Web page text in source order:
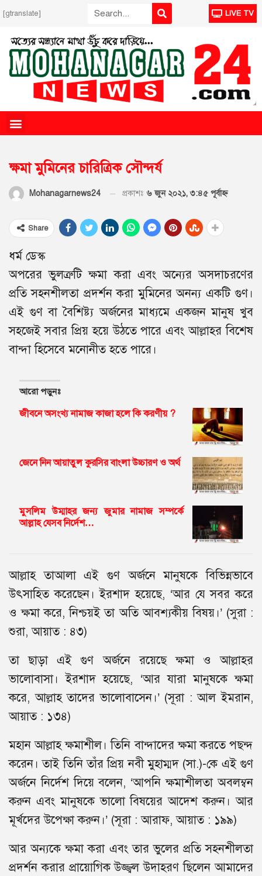
[gtranslate] LIVE TV
ক্ষমা মুমিনের চারিত্রিক সৌন্দর্য
Mohanagarnews24 প্রকাশঃ ৬ জুন ২০২১, ৩:৪৫ পূর্বাহ্ণ
Share
ধর্ম ডেস্ক
অপরের ভুলত্রুটি ক্ষমা করা এবং অন্যের অসদাচরণের
প্রতি সহনশীলতা প্রদর্শন করা মুমিনের অনন্য একটি গুণ।
এই গুণ বা বৈশিষ্ট্য অর্জনের মাধ্যমে একজন মানুষ খুব
সহজেই সবার প্রিয় হয়ে উঠতে পারে এবং আল্লাহর বিশেষ
বান্দা হিসেবে মনোনীত হতে পারে।
আরো পড়ুনঃ
জীবনে অসংখ্য নামাজ কাজা হলে কি করণীয় ?
জেনে নিন আয়াতুল কুরসির বাংলা উচ্চারণ ও অর্থ
মুসলিম উম্মাহর জন্য জুমার নামাজ সম্পর্কে
আল্লাহ যেসব নির্দেশ…
আল্লাহ তাআলা এই গুণ অর্জনে মানুষকে বিভিন্নভাবে
উৎসাহিত করেছেন। ইরশাদ হয়েছে, ‘আর যে সবর করে
ও ক্ষমা করে, নিশ্চয়ই তা অতি আবশ্যকীয় বিষয়।’ (সুরা :
শুরা, আয়াত : ৪৩)
তা ছাড়া এই গুণ অর্জনে রয়েছে ক্ষমা ও আল্লাহর
ভালোবাসা। ইরশাদ হয়েছে, ‘আর যারা মানুষকে ক্ষমা
করে, আল্লাহ তাদের ভালোবাসেন।’ (সূরা : আল ইমরান,
আয়াত : ১৩৪)
মহান আল্লাহ ক্ষমাশীল। তিনি বান্দাদের ক্ষমা করতে পছন্দ
করেন। তাই তিনি তাঁর প্রিয় নবী মুহাম্মদ (সা.)-কে এই গুণ
অর্জনে নির্দেশ দিয়ে বলেন, ‘আপনি ক্ষমাশীলতা অবলম্বন
করুন এবং মানুষকে ভালো বিষয়ের আদেশ করুন। আর
মূর্খদের উপেক্ষা করুন।’ (সূরা : আরাফ, আয়াত : ১৯৯)
আর অন্যকে ক্ষমা করা এবং তার ভুলের প্রতি সহনশীলতা
প্রদর্শন করার প্রায়োগিক উজ্জ্বল উদাহরণ ছিলেন আমাদের